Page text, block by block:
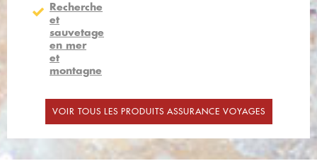
Recherche
et
sauvetage
en mer
et
montagne
VOIR TOUS LES PRODUITS ASSURANCE VOYAGES